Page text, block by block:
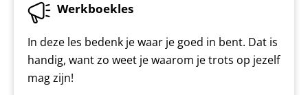
Werkboekles
In deze les bedenk je waar je goed in bent. Dat is
handig, want zo weet je waarom je trots op jezelf
mag zijn!